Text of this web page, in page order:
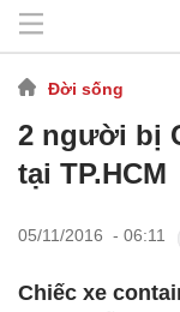
Đời sống
2 người bị
tại TP.HCM
05/11/2016 - 06:11
Chiếc xe